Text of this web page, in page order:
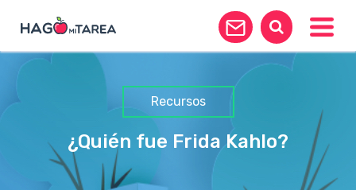
Recursos
¿Quién fue Frida Kahlo?